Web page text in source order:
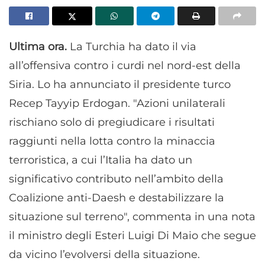
Ultima ora. La Turchia ha dato il via
all’offensiva contro i curdi nel nord-est della
Siria. Lo ha annunciato il presidente turco
Recep Tayyip Erdogan. "Azioni unilaterali
rischiano solo di pregiudicare i risultati
raggiunti nella lotta contro la minaccia
terroristica, a cui l’Italia ha dato un
significativo contributo nell’ambito della
Coalizione anti-Daesh e destabilizzare la
situazione sul terreno", commenta in una nota
il ministro degli Esteri Luigi Di Maio che segue
da vicino l’evolversi della situazione.